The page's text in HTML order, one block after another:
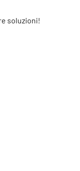
soluzioni!